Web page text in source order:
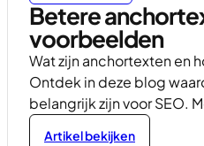
Betere
voorbeelden
Wat zijn anchortexten en
Ontdek in deze blog
belangrijk zijn voor SEO.
Artikel bekijken